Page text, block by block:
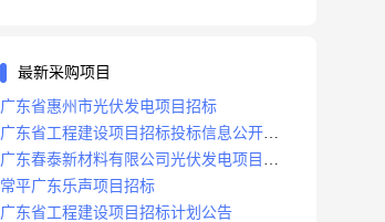
最新采购项目
广东省惠州市光伏发电项目招标
广东省工程建设项目招标投标信息公开目
录
广东春泰新材料有限公司光伏发电项目招
标
常平广东乐声项目招标
广东省工程建设项目招标计划公告